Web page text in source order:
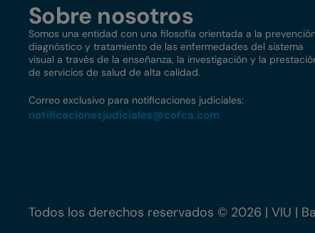
Sobre nosotros
Somos una entidad con una filosofía orientada a la
diagnóstico y tratamiento de las enfermedades del sistema
visual a través de la enseñanza, la investigación y la
de servicios de salud de alta calidad.
Correo exclusivo para notificaciones judiciales:
notificacionesjudiciales@cofca.com
Todos los derechos reservados © 2026 | VIU |